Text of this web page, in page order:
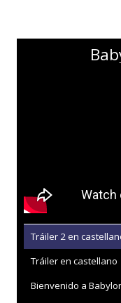
Tráiler 2 en
Tráiler en castellano
Bienvenido a